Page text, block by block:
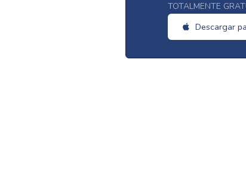
TOTALMENTE
Descargar